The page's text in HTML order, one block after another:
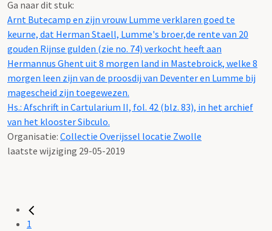
Ga naar dit stuk:
Arnt Butecamp en zijn vrouw Lumme verklaren goed te
keurne, dat Herman Staell, Lumme's broer,de rente van 20
gouden Rijnse gulden (zie no. 74) verkocht heeft aan
Hermannus Ghent uit 8 morgen land in Mastebroick, welke 8
morgen leen zijn van de proosdij van Deventer en Lumme bij
magescheid zijn toegewezen.
Hs.: Afschrift in Cartularium II, fol. 42 (blz. 83), in het archief
van het klooster Sibculo.
Organisatie: Collectie Overijssel locatie Zwolle
laatste wijziging 29-05-2019
1